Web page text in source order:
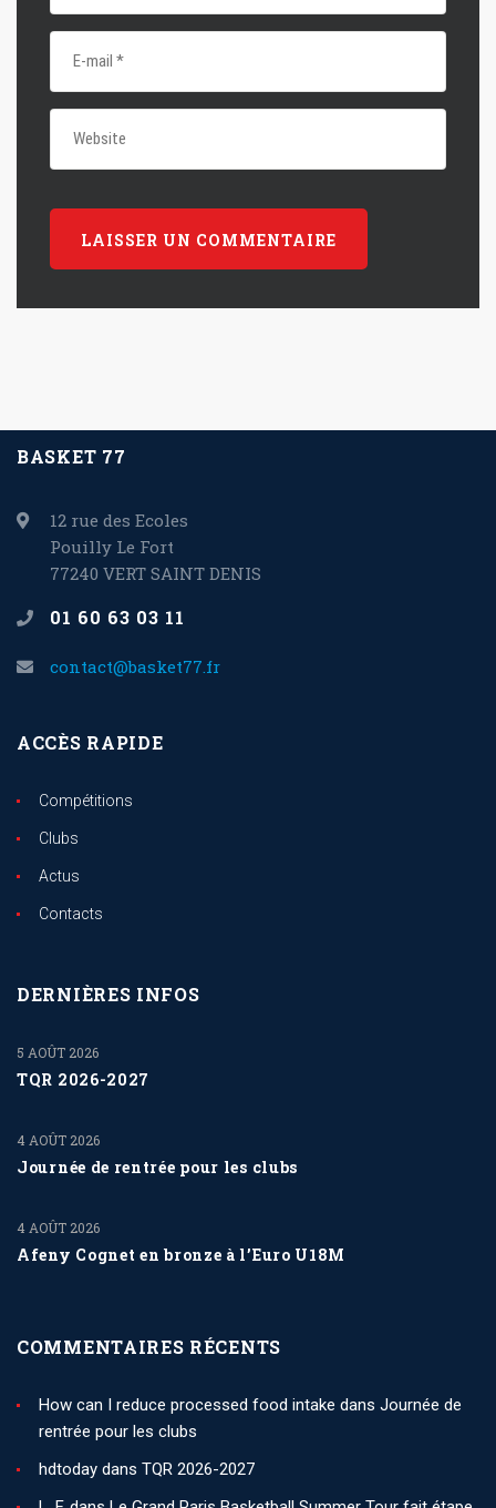
BASKET 77
12 rue des Ecoles
Pouilly Le Fort
77240 VERT SAINT DENIS
01 60 63 03 11
contact@basket77.fr
ACCÈS RAPIDE
Compétitions
Clubs
Actus
Contacts
DERNIÈRES INFOS
TQR 2026-2027
5 AOÛT 2026
Journée de rentrée pour les clubs
4 AOÛT 2026
Afeny Cognet en bronze à l’Euro U18M
4 AOÛT 2026
COMMENTAIRES RÉCENTS
How can I reduce processed food intake dans Journée de
rentrée pour les clubs
hdtoday dans TQR 2026-2027